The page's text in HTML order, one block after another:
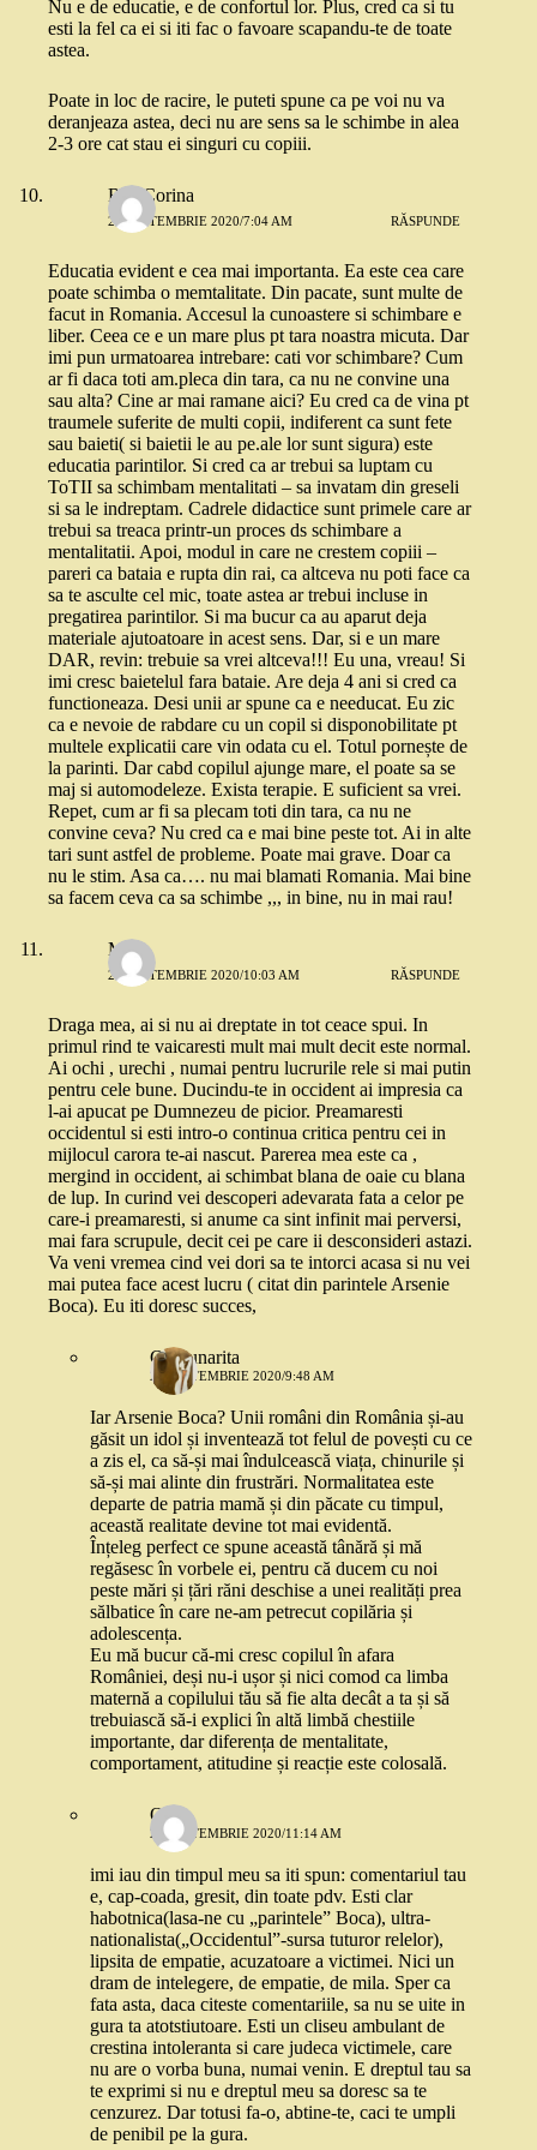
Nu e de educatie, e de confortul lor. Plus, cred ca si tu
esti la fel ca ei si iti fac o favoare scapandu-te de toate
astea.
Poate in loc de racire, le puteti spune ca pe voi nu va
deranjeaza astea, deci nu are sens sa le schimbe in alea
2-3 ore cat stau ei singuri cu copiii.
Rus Corina
27 SEPTEMBRIE 2020/7:04 AM RĂSPUNDE
Educatia evident e cea mai importanta. Ea este cea care
poate schimba o memtalitate. Din pacate, sunt multe de
facut in Romania. Accesul la cunoastere si schimbare e
liber. Ceea ce e un mare plus pt tara noastra micuta. Dar
imi pun urmatoarea intrebare: cati vor schimbare? Cum
ar fi daca toti am.pleca din tara, ca nu ne convine una
sau alta? Cine ar mai ramane aici? Eu cred ca de vina pt
traumele suferite de multi copii, indiferent ca sunt fete
sau baieti( si baietii le au pe.ale lor sunt sigura) este
educatia parintilor. Si cred ca ar trebui sa luptam cu
ToTII sa schimbam mentalitati – sa invatam din greseli
si sa le indreptam. Cadrele didactice sunt primele care ar
trebui sa treaca printr-un proces ds schimbare a
mentalitatii. Apoi, modul in care ne crestem copiii –
pareri ca bataia e rupta din rai, ca altceva nu poti face ca
sa te asculte cel mic, toate astea ar trebui incluse in
pregatirea parintilor. Si ma bucur ca au aparut deja
materiale ajutoatoare in acest sens. Dar, si e un mare
DAR, revin: trebuie sa vrei altceva!!! Eu una, vreau! Si
imi cresc baietelul fara bataie. Are deja 4 ani si cred ca
functioneaza. Desi unii ar spune ca e needucat. Eu zic
ca e nevoie de rabdare cu un copil si disponobilitate pt
multele explicatii care vin odata cu el. Totul pornește de
la parinti. Dar cabd copilul ajunge mare, el poate sa se
maj si automodeleze. Exista terapie. E suficient sa vrei.
Repet, cum ar fi sa plecam toti din tara, ca nu ne
convine ceva? Nu cred ca e mai bine peste tot. Ai in alte
tari sunt astfel de probleme. Poate mai grave. Doar ca
nu le stim. Asa ca…. nu mai blamati Romania. Mai bine
sa facem ceva ca sa schimbe ,,, in bine, nu in mai rau!
MN
27 SEPTEMBRIE 2020/10:03 AM RĂSPUNDE
Draga mea, ai si nu ai dreptate in tot ceace spui. In
primul rind te vaicaresti mult mai mult decit este normal.
Ai ochi , urechi , numai pentru lucrurile rele si mai putin
pentru cele bune. Ducindu-te in occident ai impresia ca
l-ai apucat pe Dumnezeu de picior. Preamaresti
occidentul si esti intro-o continua critica pentru cei in
mijlocul carora te-ai nascut. Parerea mea este ca ,
mergind in occident, ai schimbat blana de oaie cu blana
de lup. In curind vei descoperi adevarata fata a celor pe
care-i preamaresti, si anume ca sint infinit mai perversi,
mai fara scrupule, decit cei pe care ii desconsideri astazi.
Va veni vremea cind vei dori sa te intorci acasa si nu vei
mai putea face acest lucru ( citat din parintele Arsenie
Boca). Eu iti doresc succes,
Capsunarita
28 SEPTEMBRIE 2020/9:48 AM
Iar Arsenie Boca? Unii români din România și-au
găsit un idol și inventează tot felul de povești cu ce
a zis el, ca să-și mai îndulcească viața, chinurile și
să-și mai alinte din frustrări. Normalitatea este
departe de patria mamă și din păcate cu timpul,
această realitate devine tot mai evidentă.
Înțeleg perfect ce spune această tânără și mă
regăsesc în vorbele ei, pentru că ducem cu noi
peste mări și țări răni deschise a unei realități prea
sălbatice în care ne-am petrecut copilăria și
adolescența.
Eu mă bucur că-mi cresc copilul în afara
României, deși nu-i ușor și nici comod ca limba
maternă a copilului tău să fie alta decât a ta și să
trebuiască să-i explici în altă limbă chestiile
importante, dar diferența de mentalitate,
comportament, atitudine și reacție este colosală.
Oana
28 SEPTEMBRIE 2020/11:14 AM
imi iau din timpul meu sa iti spun: comentariul tau
e, cap-coada, gresit, din toate pdv. Esti clar
habotnica(lasa-ne cu „parintele” Boca), ultra-
nationalista(„Occidentul”-sursa tuturor relelor),
lipsita de empatie, acuzatoare a victimei. Nici un
dram de intelegere, de empatie, de mila. Sper ca
fata asta, daca citeste comentariile, sa nu se uite in
gura ta atotstiutoare. Esti un cliseu ambulant de
crestina intoleranta si care judeca victimele, care
nu are o vorba buna, numai venin. E dreptul tau sa
te exprimi si nu e dreptul meu sa doresc sa te
cenzurez. Dar totusi fa-o, abtine-te, caci te umpli
de penibil pe la gura.